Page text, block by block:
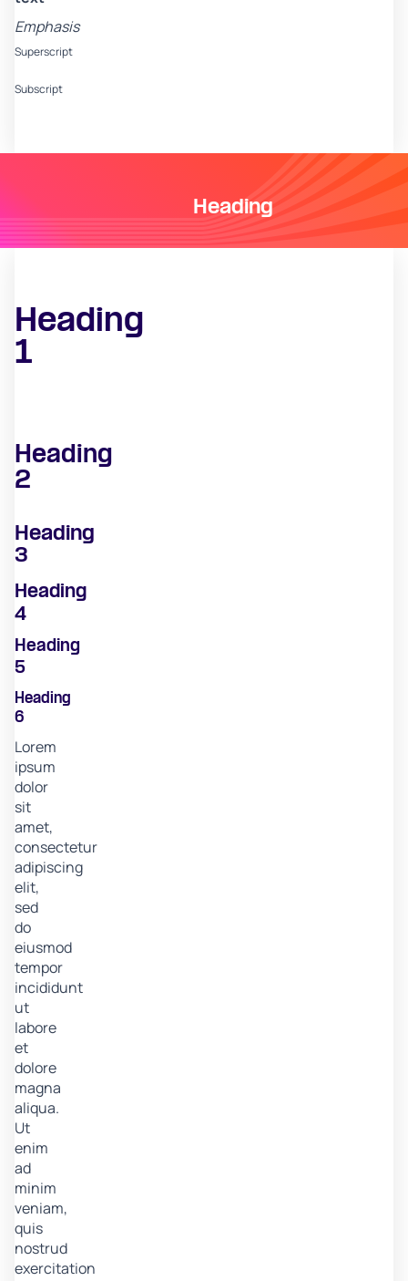
Emphasis
Superscript
Subscript
Heading
Heading
1
Heading
2
Heading
3
Heading
4
Heading
5
Heading
6
Lorem
ipsum
dolor
sit
amet,
consectetur
adipiscing
elit,
sed
do
eiusmod
tempor
incididunt
ut
labore
et
dolore
magna
aliqua.
Ut
enim
ad
minim
veniam,
quis
nostrud
exercitation